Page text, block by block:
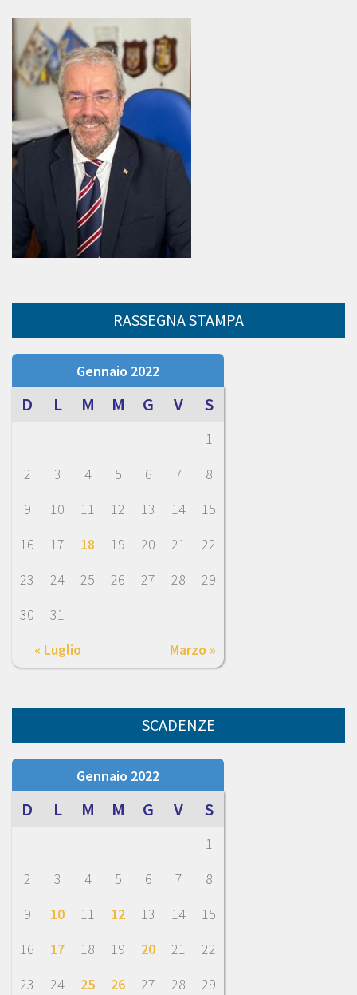
RASSEGNA STAMPA
Gennaio 2022
D L M M G V S
« Luglio Marzo »
1
2
3 4 5 6 7
8
9
10 11 12 13 14
15
16
17 18 19 20 21
22
23
24 25 26 27 28
29
30
31
SCADENZE
Gennaio 2022
D L M M G V S
1
2
3 4 5 6 7
8
9
10 11 12 13 14
15
16
17 18 19 20 21
22
23
24 25 26 27 28
29